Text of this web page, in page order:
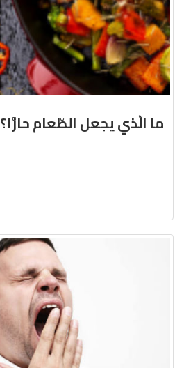
ما الّذي يجعل الطّعام حارًّا؟